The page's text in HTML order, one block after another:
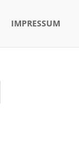
IMPRESSUM